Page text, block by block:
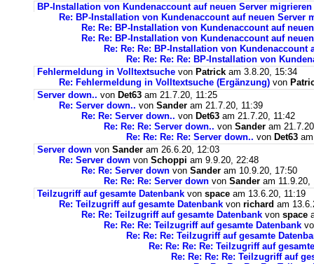
BP-Installation von Kundenaccount auf neuen Server migrieren
Re: BP-Installation von Kundenaccount auf neuen Server
Re: Re: BP-Installation von Kundenaccount auf
Re: Re: BP-Installation von Kundenaccount auf
Re: Re: Re: BP-Installation von Kundenaccount
Re: Re: Re: Re: BP-Installation von
Fehlermeldung in Volltextsuche von Patrick am 3.8.20, 15:34
Re: Fehlermeldung in Volltextsuche (Ergänzung) von
Server down.. von Det63 am 21.7.20, 11:25
Re: Server down.. von Sander am 21.7.20, 11:39
Re: Re: Server down.. von Det63 am 21.7.20, 11:42
Re: Re: Re: Server down.. von Sander am
Re: Re: Re: Re: Server down.. von Det63
Server down von Sander am 26.6.20, 12:03
Re: Server down von Schoppi am 9.9.20, 22:48
Re: Re: Server down von Sander am 10.9.20, 17:50
Re: Re: Re: Server down von Sander am 11.9.20,
Teilzugriff auf gesamte Datenbank von space am 13.6.20, 11:19
Re: Teilzugriff auf gesamte Datenbank von richard am
Re: Re: Teilzugriff auf gesamte Datenbank von space
Re: Re: Re: Teilzugriff auf gesamte Datenbank
Re: Re: Re: Teilzugriff auf gesamte
Re: Re: Re: Re: Teilzugriff auf
Re: Re: Re: Re: Teilzugriff auf